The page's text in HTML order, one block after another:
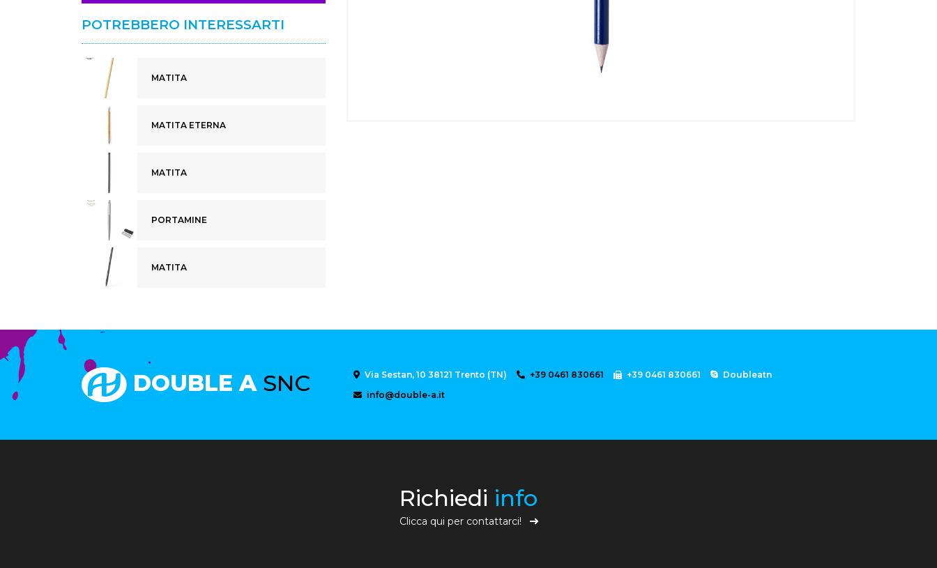
POTREBBERO INTERESSARTI
MATITA
MATITA ETERNA
MATITA
PORTAMINE
MATITA
DOUBLE A SNC Via Sestan, 10 38121 Trento (TN) +39 0461 830661 +39 0461 830661
Doubleatn
info@double-a.it
Richiedi info
Clicca qui per contattarci!